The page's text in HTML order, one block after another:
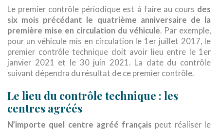
Le premier contrôle périodique est à faire au cours des
six mois précédant le quatrième anniversaire de la
première mise en circulation du véhicule. Par exemple,
pour un véhicule mis en circulation le 1er juillet 2017, le
premier contrôle technique doit avoir lieu entre le 1er
janvier 2021 et le 30 juin 2021. La date du contrôle
suivant dépendra du résultat de ce premier contrôle.
Le lieu du contrôle technique : les
centres agréés
N’importe quel centre agréé français peut réaliser le